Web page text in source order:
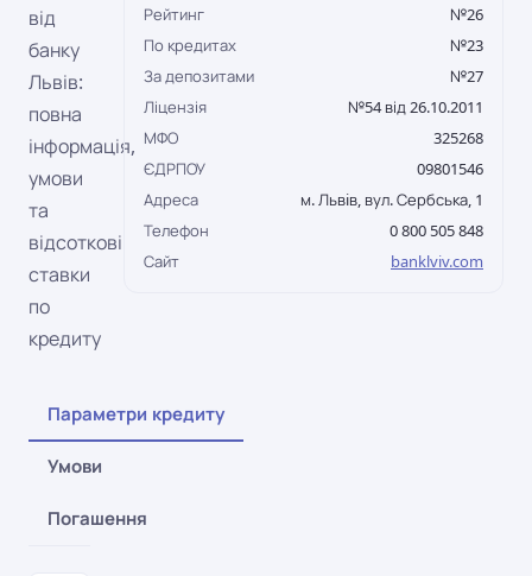
від
банку
Львів:
повна
інформація,
умови
та
відсоткові
ставки
по
кредиту
Параметри кредиту
Умови
Погашення
Рейтинг
№26
По кредитах
№23
За депозитами
№27
Ліцензія
№54 від 26.10.2011
МФО
325268
ЄДРПОУ
09801546
Адреса
м. Львiв, вул. Сербська, 1
Телефон
0 800 505 848
Сайт
banklviv.com